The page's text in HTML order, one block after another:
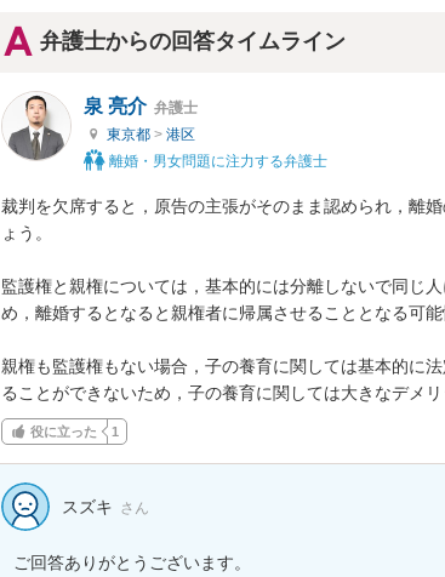
弁護士からの回答タイムライン
泉 亮介 弁護士
東京都 > 港区
離婚・男女問題に注力する弁護士
裁判を欠席すると，原告の主張がそのまま認められ，離
ょう。
監護権と親権については，基本的には分離しないで同じ
め，離婚するとなると親権者に帰属させることとなる可能
親権も監護権もない場合，子の養育に関しては基本的に
ることができないため，子の養育に関しては大きなデメリ
役に立った 1
スズキ さん
ご回答ありがとうございます。